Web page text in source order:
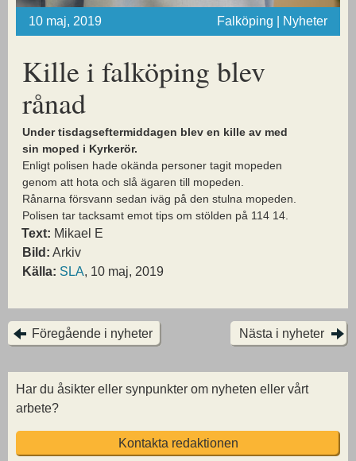
10 maj, 2019 Falköping | Nyheter
Kille i falköping blev
rånad
Under tisdagseftermiddagen blev en kille av med
sin moped i Kyrkerör.
Enligt polisen hade okända personer tagit mopeden
genom att hota och slå ägaren till mopeden.
Rånarna försvann sedan iväg på den stulna mopeden.
Polisen tar tacksamt emot tips om stölden på 114 14.
Text: Mikael E
Bild: Arkiv
Källa: SLA, 10 maj, 2019
Föregående i nyheter Nästa i nyheter
Har du åsikter eller synpunkter om nyheten eller vårt
arbete?
Kontakta redaktionen